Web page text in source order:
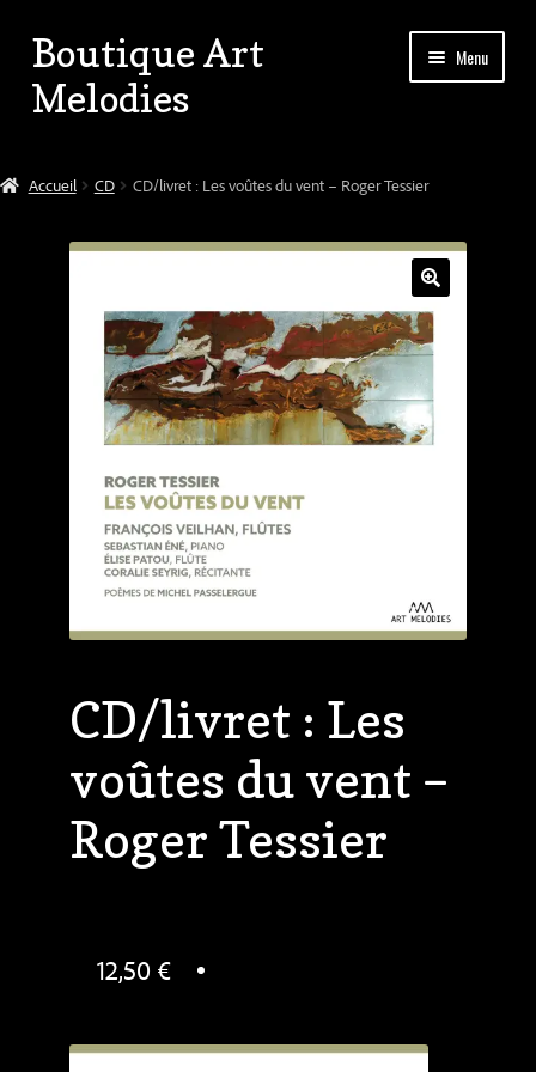
Aller
à
la
Aller
au
contenu
Boutique Art
Melodies
Menu
Conditions d’utilisation
My account
Politique de confidentialité
Accueil CD CD/livret : Les voûtes du vent – Roger Tessier
CD/livret : Les
voûtes du vent –
Roger Tessier
12,50 €